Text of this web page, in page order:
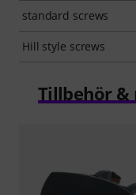
standard screws
Hill style screws
Tillbehör &